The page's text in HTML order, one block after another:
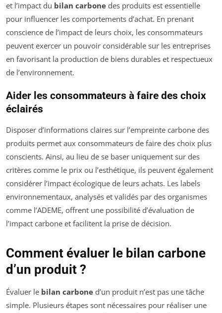
et l’impact du bilan carbone des produits est essentielle
pour influencer les comportements d’achat. En prenant
conscience de l’impact de leurs choix, les consommateurs
peuvent exercer un pouvoir considérable sur les entreprises
en favorisant la production de biens durables et respectueux
de l’environnement.
Aider les consommateurs à faire des choix
éclairés
Disposer d’informations claires sur l’empreinte carbone des
produits permet aux consommateurs de faire des choix plus
conscients. Ainsi, au lieu de se baser uniquement sur des
critères comme le prix ou l’esthétique, ils peuvent également
considérer l’impact écologique de leurs achats. Les labels
environnementaux, analysés et validés par des organismes
comme l’ADEME, offrent une possibilité d’évaluation de
l’impact carbone et facilitent la prise de décision.
Comment évaluer le bilan carbone
d’un produit ?
Évaluer le bilan carbone d’un produit n’est pas une tâche
simple. Plusieurs étapes sont nécessaires pour réaliser une